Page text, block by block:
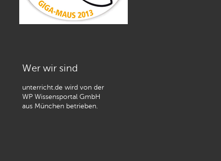
Wer wir sind
unterricht.de wird von der
WP Wissensportal GmbH
aus München betrieben.